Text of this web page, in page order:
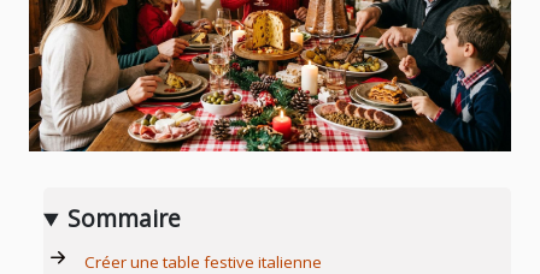
Sommaire
Créer une table festive italienne